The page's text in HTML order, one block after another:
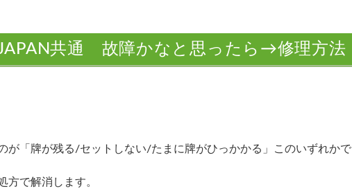
共通 故障かなと思ったら→修理方法
が「牌が残る/セットしない/たまに牌がひっかかる」このいずれかで
方で解消します。